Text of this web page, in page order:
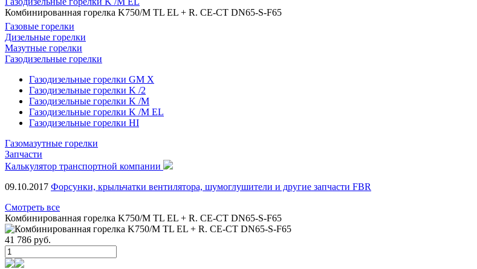
Комбинированная горелка K750/M TL EL + R. CE-CT DN65-S-F65
Газовые горелки
Дизельные горелки
Мазутные горелки
Газодизельные горелки
Газодизельные горелки GM X
Газодизельные горелки K /2
Газодизельные горелки K /M
Газодизельные горелки K /M EL
Газодизельные горелки HI
Газомазутные горелки
Запчасти
Калькулятор транспортной компании
09.10.2017 Форсунки, крыльчатки вентилятора, шумоглушители и другие запчасти FBR
Смотреть все
Комбинированная горелка K750/M TL EL + R. CE-CT DN65-S-F65
41 786 руб.